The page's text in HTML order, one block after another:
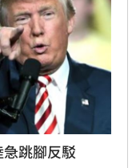
跳腳反駁